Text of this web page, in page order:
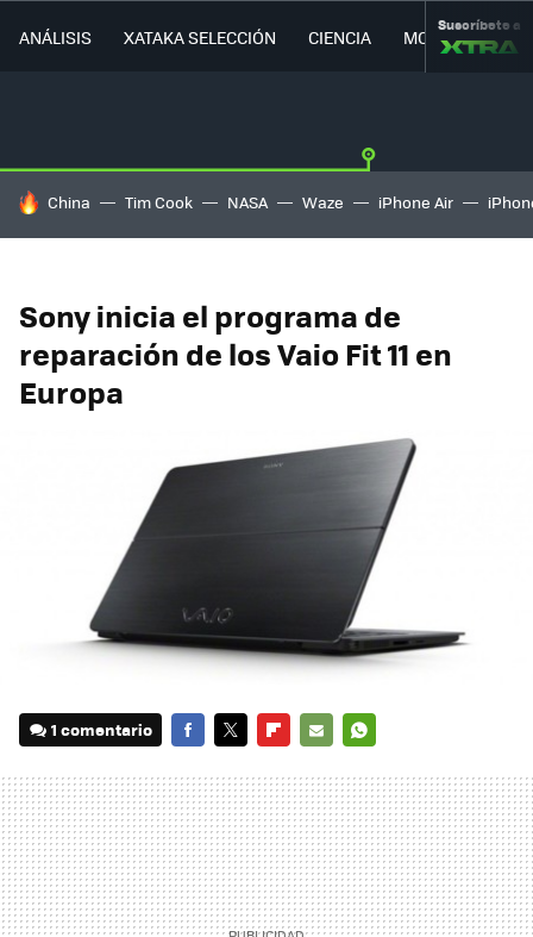
ANÁLISIS XATAKA SELECCIÓN CIENCIA MOVILIDAD
Suscríbete a
HOY SE HABLA DE
China Tim Cook NASA Waze iPhone Air
Sony inicia el programa de
reparación de los Vaio Fit 11 en
Europa
1 comentario
MAIL